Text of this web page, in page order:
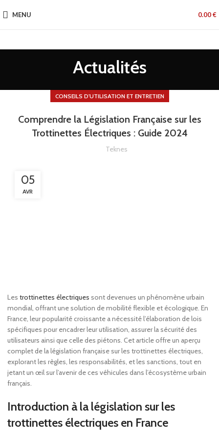
MENU 0.00€
Actualités
CONSEILS D'UTILISATION ET ENTRETIEN
Comprendre la Législation Française sur les
Trottinettes Électriques : Guide 2024
Teknes
05
AVR
Les trottinettes électriques sont devenues un phénomène urbain
mondial, offrant une solution de mobilité flexible et écologique. En
France, leur popularité croissante a nécessité l’élaboration de lois
spécifiques pour encadrer leur utilisation, assurer la sécurité des
utilisateurs ainsi que celle des piétons. Cet article offre un aperçu
complet de la législation française sur les trottinettes électriques,
explorant les règles, les responsabilités, et les sanctions, tout en
jetant un œil sur l’avenir de ces véhicules dans l’écosystème urbain
français.
Introduction à la législation sur les
trottinettes électriques en France